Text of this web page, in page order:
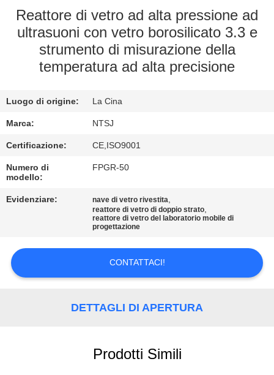
FABBRICA
CONTROLLO
CONTATTICI
NOTIZIE
RICHIEDA
CITAZIONE
SITEMAP
Reattore di vetro ad alta pressione ad
ultrasuoni con vetro borosilicato 3.3 e
strumento di misurazione della
temperatura ad alta precisione
Luogo di origine: La Cina
Marca: NTSJ
Certificazione: CE,ISO9001
Numero di
modello:
FPGR-50
Evidenziare: nave di vetro rivestita,
reattore di vetro di doppio strato,
reattore di vetro del laboratorio mobile di
progettazione
CONTATTACI!
DETTAGLI DI APERTURA
Prodotti Simili